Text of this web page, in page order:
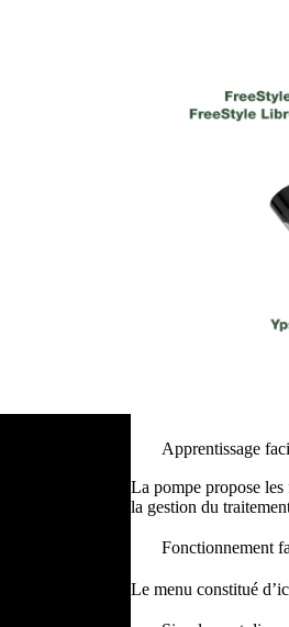
Apprentissage
La pompe propose
la gestion du
Fonctionnement
Le menu constitué